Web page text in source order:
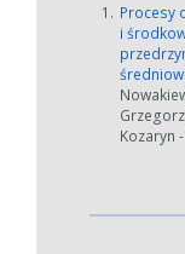
1. Procesy
i
Kozaryn